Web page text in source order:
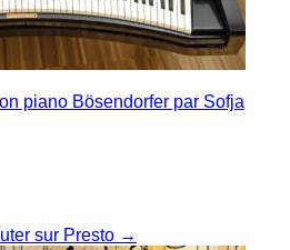
piano Bösendorfer par Sofja
sur Presto →